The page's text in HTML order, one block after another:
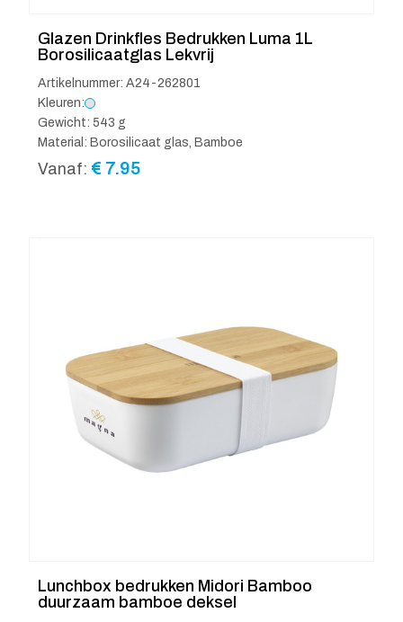
Glazen Drinkfles Bedrukken Luma 1L
Borosilicaatglas Lekvrij
Artikelnummer: A24-262801
Kleuren:
Gewicht: 543 g
Material: Borosilicaat glas, Bamboe
Vanaf: € 7.95
Lunchbox bedrukken Midori Bamboo
duurzaam bamboe deksel